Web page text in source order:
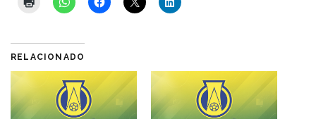
RELACIONADO